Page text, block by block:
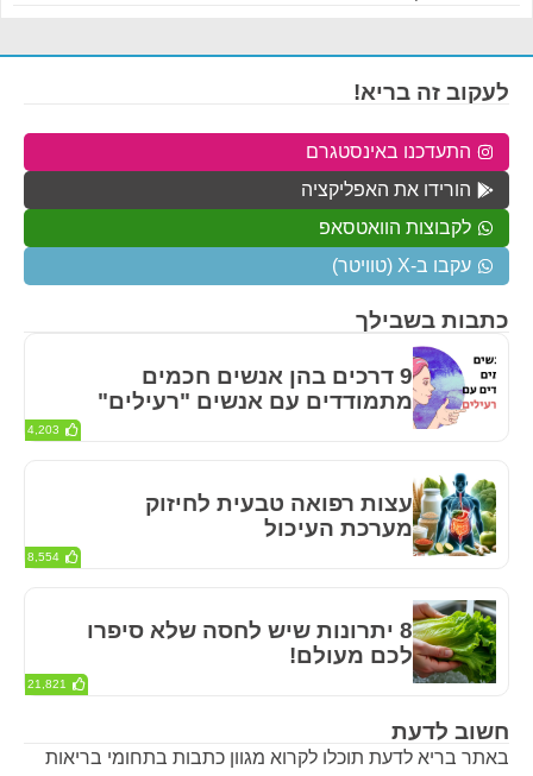
חשוב לדעת
באתר בריא לדעת תוכלו לקרוא מגוון כתבות בתחומי בריאות
כתבות בשבילך
9 דרכים בהן אנשים חכמים
מתמודדים עם אנשים "רעילים"
4,203
עצות רפואה טבעית לחיזוק
מערכת העיכול
8,554
8 יתרונות שיש לחסה שלא סיפרו
לכם מעולם!
21,821
לעקוב זה בריא!
התעדכנו באינסטגרם
הורידו את האפליקציה
לקבוצות הוואטסאפ
עקבו ב-X (טוויטר)